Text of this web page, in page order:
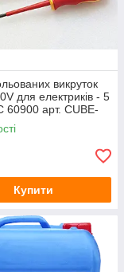
(НЧ, ВЧ)
викруток
для електриків - 5
60900 арт. CUBE-
Купити